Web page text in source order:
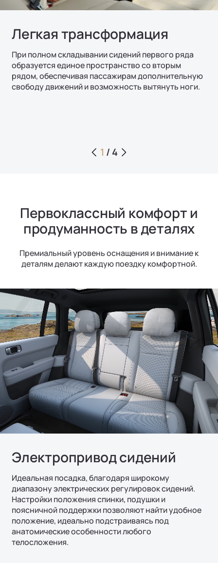
Легкая трансформация
При полном складывании сидений первого ряда
образуется единое пространство со вторым
рядом, обеспечивая пассажирам дополнительную
свободу движений и возможность вытянуть ноги.
1 / 4
Первоклассный комфорт и
продуманность в деталях
Премиальный уровень оснащения и внимание к
деталям делают каждую поездку комфортной.
Электропривод сидений
Идеальная посадка, благодаря широкому
диапазону электрических регулировок сидений.
Настройки положения спинки, подушки и
поясничной поддержки позволяют найти удобное
положение, идеально подстраиваясь под
анатомические особенности любого
телосложения.